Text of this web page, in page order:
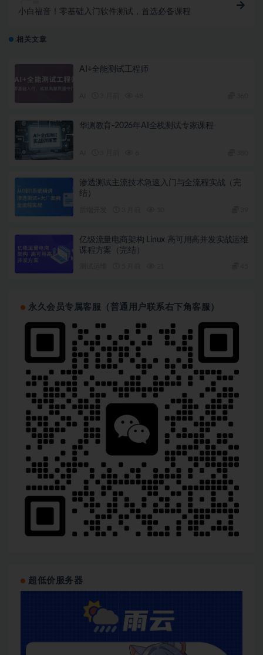
小白福音！零基础入门软件测试，首选必备课程
相关文章
AI+全能测试工程师
华测教育-2026年AI全栈测试专家课程
渗透测试主流技术急速入门与全流程实战（完
结）
亿级流量电商架构 Linux 高可用高并发实战运维
课程方案（完结）
永久会员专属客服（普通用户联系右下角客服）
超低价服务器